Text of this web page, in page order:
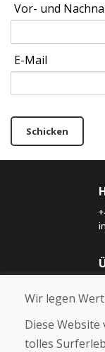
Vor- und
E-Mail
Schicken
Wir legen
Diese
tolles